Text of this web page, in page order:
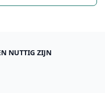
NUTTIG ZIJN